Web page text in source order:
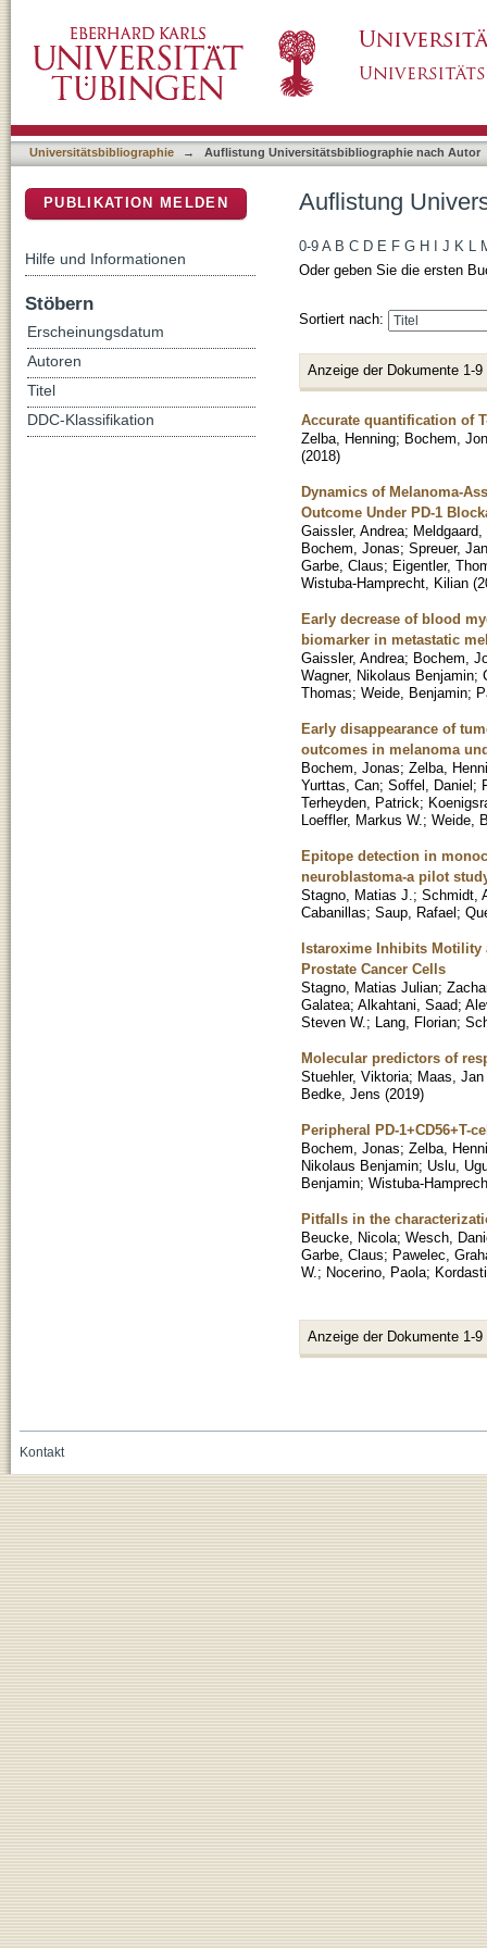
Universitätsbibliographie → Auflistung Universitätsbibliographie nach Autor
Auflistung
0-9 A B C D E F G H J K L
Oder geben Sie die ersten
Sortiert nach:
Anzeige der Dokumente 1-9
Accurate quantification of
Zelba, Henning; Bochem,
(2018)
Dynamics of Melanoma-
Outcome Under PD-1
Gaissler, Andrea;
Bochem, Jonas; Spreuer,
Garbe, Claus; Eigentler,
Wistuba-Hamprecht, Kilian (
Early decrease of blood
biomarker in metastatic
Gaissler, Andrea; Bochem,
Wagner, Nikolaus Benjamin;
Thomas; Weide, Benjamin;
Early disappearance of
outcomes in melanoma
Bochem, Jonas; Zelba,
Yurttas, Can; Soffel, Daniel;
Terheyden, Patrick;
Loeffler, Markus W. ; Weide,
Epitope detection in
neuroblastoma-a pilot
Stagno, Matias J. ; Schmidt,
Cabanillas; Saup, Rafael;
Istaroxime Inhibits Motility
Prostate Cancer Cells
Stagno, Matias Julian;
Galatea; Alkahtani, Saad;
Steven W. ; Lang, Florian;
Molecular predictors of
Stuehler, Viktoria; Maas,
Bedke, Jens (2019)
Peripheral PD-1+CD56+T-
Bochem, Jonas; Zelba,
Nikolaus Benjamin; Uslu,
Benjamin; Wistuba-
Pitfalls in the
Beucke, Nicola; Wesch,
Garbe, Claus; Pawelec,
W. ; Nocerino, Paola;
Anzeige der Dokumente 1-9
PUBLIKATION MELDEN
Hilfe und Informationen
Stöbern
Erscheinungsdatum
Autoren
Titel
DDC-Klassifikation
Kontakt